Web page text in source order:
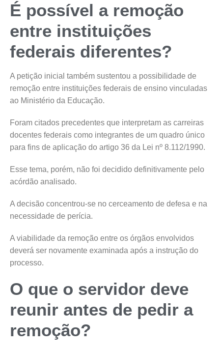
É possível a remoção
entre instituições
federais diferentes?
A petição inicial também sustentou a possibilidade de
remoção entre instituições federais de ensino vinculadas
ao Ministério da Educação.
Foram citados precedentes que interpretam as carreiras
docentes federais como integrantes de um quadro único
para fins de aplicação do artigo 36 da Lei nº 8.112/1990.
Esse tema, porém, não foi decidido definitivamente pelo
acórdão analisado.
A decisão concentrou-se no cerceamento de defesa e na
necessidade de perícia.
A viabilidade da remoção entre os órgãos envolvidos
deverá ser novamente examinada após a instrução do
processo.
O que o servidor deve
reunir antes de pedir a
remoção?